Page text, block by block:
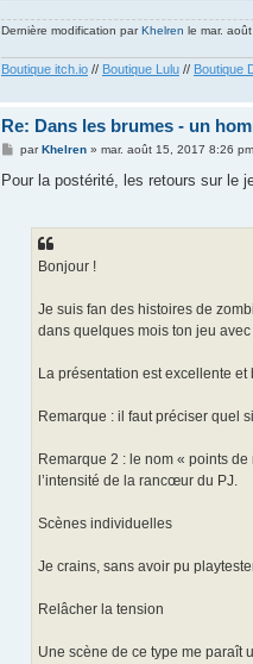
Dernière modification parKhelren le mar.
Boutique itch.io // Boutique Lulu // Boutique
Re: Dans les brumes - un
M
s
parKhelren» mar. août 15, 2017 8:26 pm
Pour la postérité, les retours sur le
Bonjour !
Je suis fan des histoires de
dans quelques mois ton jeu
La présentation est excellente
Remarque : il faut préciser quel
Remarque 2 : le nom « points
l’intensité de la rancœur du PJ.
Scènes individuelles
Je crains, sans avoir pu
Relâcher la tension
Une scène de ce type me paraît